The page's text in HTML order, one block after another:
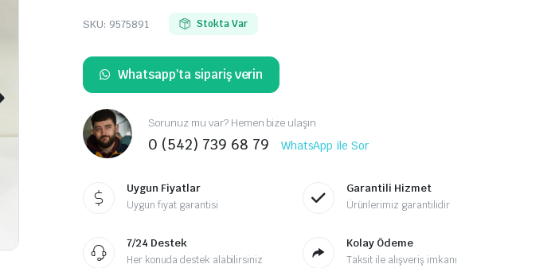
SKU: 9575891 Stokta Var
Whatsapp'ta sipariş verin
Sorunuz mu var? Hemen bize ulaşın
0 (542) 739 68 79 WhatsApp ile Sor
Uygun Fiyatlar
Uygun fiyat garantisi
Garantili Hizmet
Ürünlerimiz garantilidir
7/24 Destek
Her konuda destek alabilirsiniz
Kolay Ödeme
Taksit ile alışveriş imkanı